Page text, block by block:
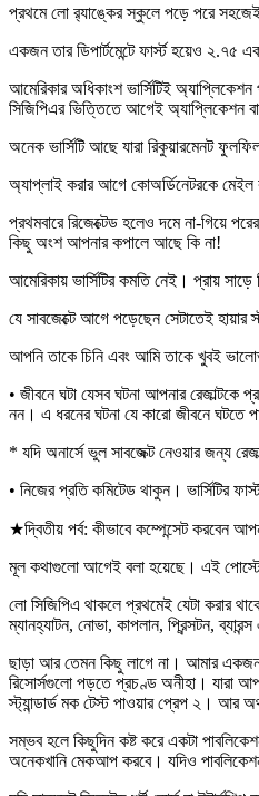
প্রথমে লো র‍্যাঙ্কের স্কুলে পড়ে পরে
একজন তার ডিপার্টমেন্টে ফার্স্ট হয়েও ২.৭৫
আমেরিকার অধিকাংশ ভার্সিটিই
সিজিপিএর ভিত্তিতে আগেই অ্যাপ্লিকেশন
অনেক ভার্সিটি আছে যারা রিকুয়ারমেনট
অ্যাপ্লাই করার আগে কোঅর্ডিনেটরকে
প্রথমবারে রিজেক্টেড হলেও দমে না-গিয়ে
কিছু অংশ আপনার কপালে আছে কি না!
আমেরিকায় ভার্সিটির কমতি নেই। প্রায় সাড়ে
যে সাবজেক্টে আগে পড়েছেন সেটাতেই
আপনি তাকে চিনি এবং আমি তাকে খুবই
• জীবনে ঘটা যেসব ঘটনা আপনার রেজাল্টকে
নন। এ ধরনের ঘটনা যে কারো জীবনে ঘটতে
* যদি অনার্সে ভুল সাবজেক্ট নেওয়ার জন্য
• নিজের প্রতি কমিটেড থাকুন। ভার্সিটির
★দ্বিতীয় পর্ব: কীভাবে কম্পেন্সেট করবেন
মূল কথাগুলো আগেই বলা হয়েছে। এই পোস্টে
লো সিজিপিএ থাকলে প্রথমেই যেটা করার
ম্যানহ্যাটন, নোভা, কাপলান, প্রিন্সটন,
ছাড়া আর তেমন কিছু লাগে না। আমার
রিসোর্সগুলো পড়তে প্রচণ্ড অনীহা। যারা
স্ট্যান্ডার্ড মক টেস্ট পাওয়ার প্রেপ ২। আর
সম্ভব হলে কিছুদিন কষ্ট করে একটা
অনেকখানি মেকআপ করবে। যদিও পাবলিকেশন